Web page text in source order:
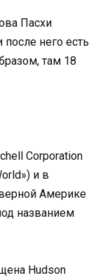
Пасхи
после него есть
там 18
Corporation
и в
Америке
названием
Hudson